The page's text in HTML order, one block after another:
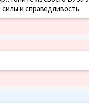
и справедливость.